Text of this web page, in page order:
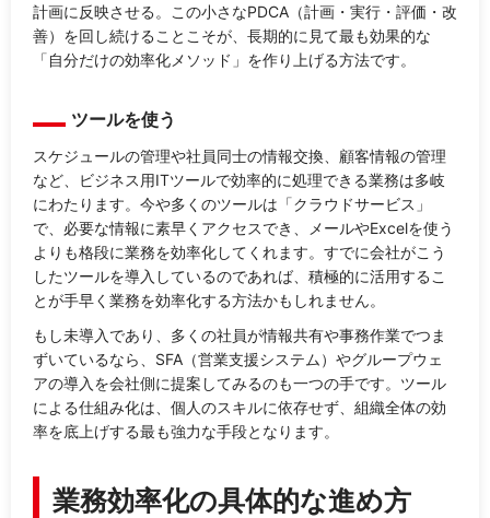
計画に反映させる。この小さなPDCA（計画・実行・評価・改
善）を回し続けることこそが、長期的に見て最も効果的な
「自分だけの効率化メソッド」を作り上げる方法です。
ツールを使う
スケジュールの管理や社員同士の情報交換、顧客情報の管理
など、ビジネス用ITツールで効率的に処理できる業務は多岐
にわたります。今や多くのツールは「クラウドサービス」
で、必要な情報に素早くアクセスでき、メールやExcelを使う
よりも格段に業務を効率化してくれます。すでに会社がこう
したツールを導入しているのであれば、積極的に活用するこ
とが手早く業務を効率化する方法かもしれません。
もし未導入であり、多くの社員が情報共有や事務作業でつま
ずいているなら、SFA（営業支援システム）やグループウェ
アの導入を会社側に提案してみるのも一つの手です。ツール
による仕組み化は、個人のスキルに依存せず、組織全体の効
率を底上げする最も強力な手段となります。
業務効率化の具体的な進め方